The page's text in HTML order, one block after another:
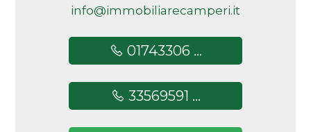
info@immobiliarecamperi.it
01743306 ...
33569591 ...